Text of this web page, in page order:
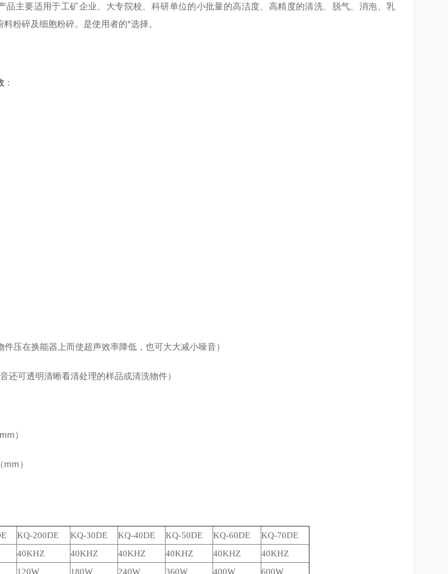
品主要适用于工矿企业、大专院校、科研单位的小批量的高洁度、高精度的清洗、脱气、消泡、乳
粉碎及细胞粉碎。是使用者的*选择。
：
件压在换能器上而使超声效率降低，也可大大减小噪音）
还可透明清晰看清处理的样品或清洗物件）
）
）
KQ-200DE KQ-30DE KQ-40DE KQ-50DE KQ-60DE
KQ-70DE
40KHZ 40KHZ 40KHZ 40KHZ 40KHZ
40KHZ
120W 180W 240W 360W 400W
600W